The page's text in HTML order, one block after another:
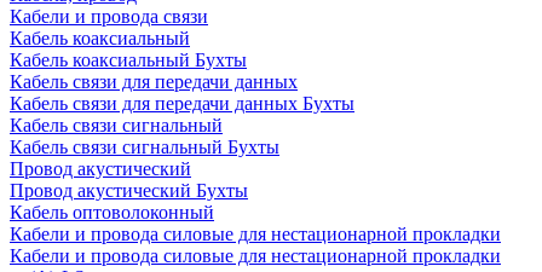
Кабели и провода связи
Кабель коаксиальный
Кабель коаксиальный Бухты
Кабель связи для передачи данных
Кабель связи для передачи данных Бухты
Кабель связи сигнальный
Кабель связи сигнальный Бухты
Провод акустический
Провод акустический Бухты
Кабель оптоволоконный
Кабели и провода силовые для нестационарной прокладки
Кабели и провода силовые для нестационарной прокладки